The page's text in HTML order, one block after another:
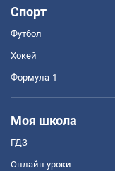
Спорт
Футбол
Хокей
Формула-1
Моя школа
ГДЗ
Онлайн уроки